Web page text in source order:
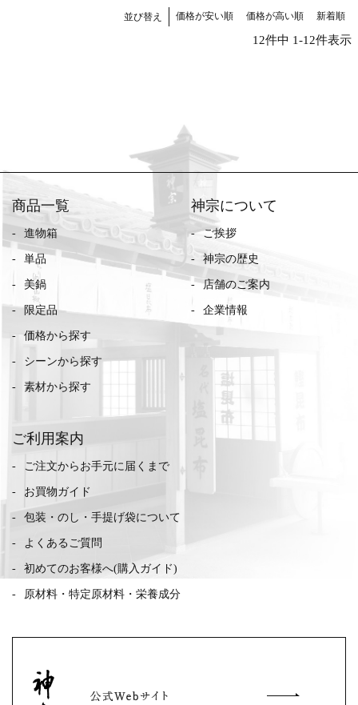
並び替え 価格が安い順 価格が高い順 新着順
12件中 1-12件表示
商品一覧
進物箱
単品
美鍋
限定品
価格から探す
シーンから探す
素材から探す
神宗について
ご挨拶
神宗の歴史
店舗のご案内
企業情報
ご利用案内
ご注文からお手元に届くまで
お買物ガイド
包装・のし・手提げ袋について
よくあるご質問
初めてのお客様へ(購入ガイド)
原材料・特定原材料・栄養成分